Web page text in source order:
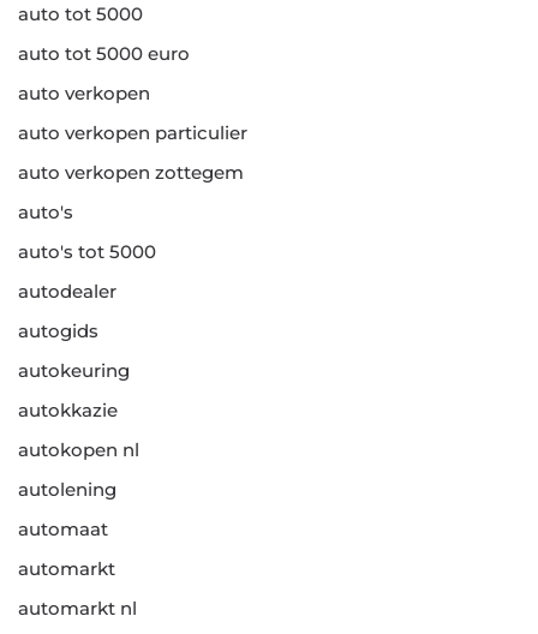
auto tot 5000
auto tot 5000 euro
auto verkopen
auto verkopen particulier
auto verkopen zottegem
auto's
auto's tot 5000
autodealer
autogids
autokeuring
autokkazie
autokopen nl
autolening
automaat
automarkt
automarkt nl